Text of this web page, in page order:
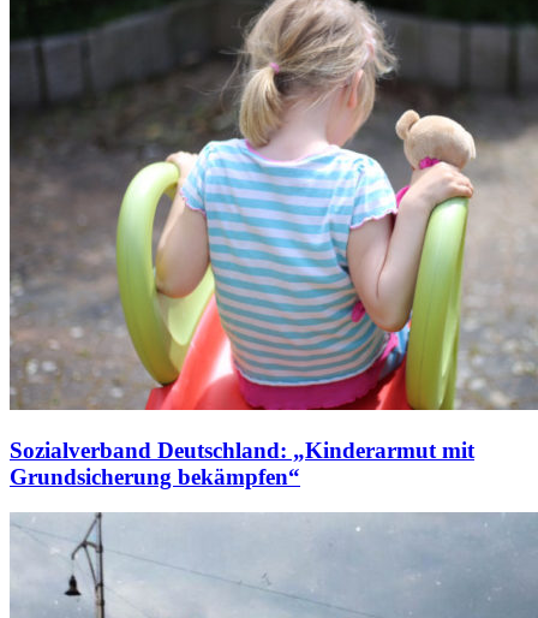
Sozialverband Deutschland: „Kinderarmut mit
Grundsicherung bekämpfen“